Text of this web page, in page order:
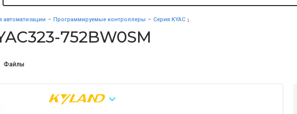
автоматизации Программируемые контроллеры Серия KYAC
752BW0SM
Файлы